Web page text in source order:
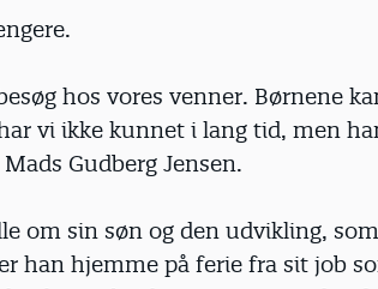
hos vores venner. Børnene
vi ikke kunnet i lang tid, men
Gudberg Jensen.
om sin søn og den udvikling,
han hjemme på ferie fra sit job